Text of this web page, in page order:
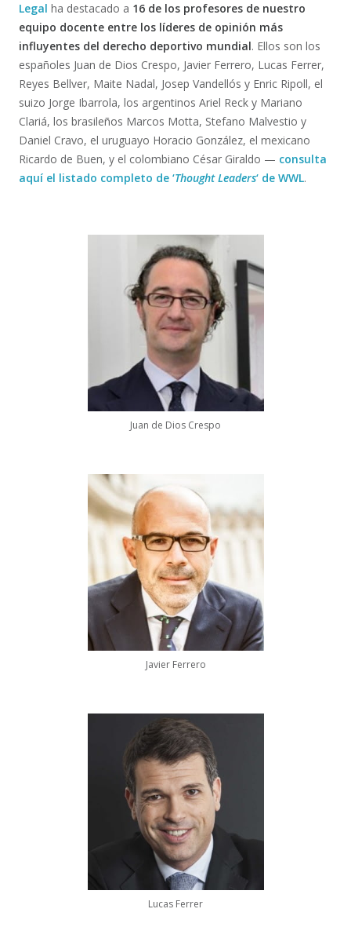
Legal ha destacado a 16 de los profesores de nuestro
equipo docente entre los líderes de opinión más
influyentes del derecho deportivo mundial. Ellos son los
españoles Juan de Dios Crespo, Javier Ferrero, Lucas Ferrer,
Reyes Bellver, Maite Nadal, Josep Vandellós y Enric Ripoll, el
suizo Jorge Ibarrola, los argentinos Ariel Reck y Mariano
Clariá, los brasileños Marcos Motta, Stefano Malvestio y
Daniel Cravo, el uruguayo Horacio González, el mexicano
Ricardo de Buen, y el colombiano César Giraldo — consulta
aquí el listado completo de ‘Thought Leaders‘ de WWL.
Juan de Dios Crespo
Javier Ferrero
Lucas Ferrer